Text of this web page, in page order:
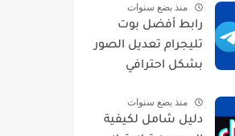
منذ بضع سنوات
رابط أفضل بوت
تليجرام تعديل الصور
بشكل احترافي
منذ بضع سنوات
دليل شامل لكيفية